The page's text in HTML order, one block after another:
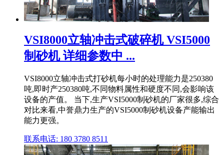
VSI8000立轴冲击式破碎机 VSI5000
制砂机 详细参数中 ...
VSI8000立轴冲击式打砂机每小时的处理能力是250380
吨,即时产250380吨,不同物料属性和硬度不同,会影响该
设备的产值。 当下,生产VSI5000制砂机的厂家很多,综合
对比来看,中誉鼎力生产的VSI5000制砂机设备产能输出
能力更强。
联系电话: 180 3780 8511